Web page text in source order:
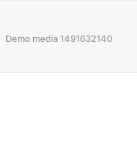
Demo media 1491632140